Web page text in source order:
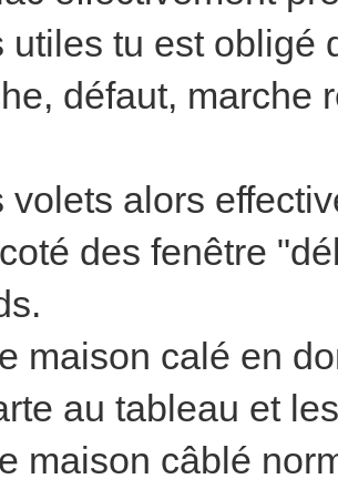
utiles tu est obligé
défaut, marche
volets alors
des fenêtre
maison calé en
au tableau et
maison câblé